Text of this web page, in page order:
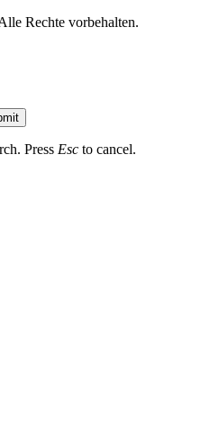
Rechte vorbehalten.
Press Esc to cancel.